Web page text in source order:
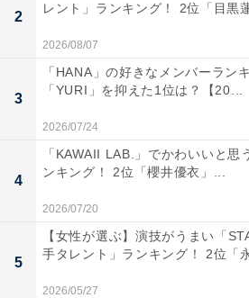
1位：稲葉浩志（B’z）／137票
2
レント」ランキング！ 2位「目黒
2026/08/07
3
「HANA」の好きなメンバーラン
「YURI」を抑えた1位は？【20...
2026/07/24
4
「KAWAII LAB.」でかわいいと思
ンキング！ 2位「櫻井優衣」...
2026/07/20
5
【女性が選ぶ】演技がうまい「
手タレント」ランキング！ 2位「
2026/05/27